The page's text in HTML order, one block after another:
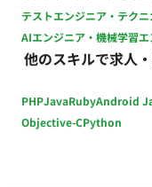
テストエンジニア・テク
AIエンジニア・機械学習
他のスキルで求人
PHPJavaRubyAndroid
Objective-CPython